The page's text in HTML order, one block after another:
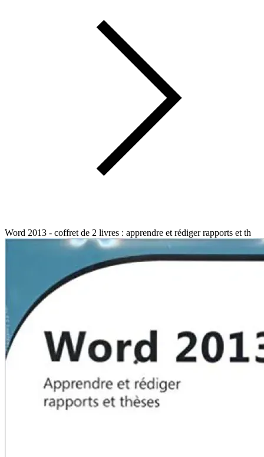
Word 2013 - coffret de 2 livres : apprendre et rédiger rapports et th